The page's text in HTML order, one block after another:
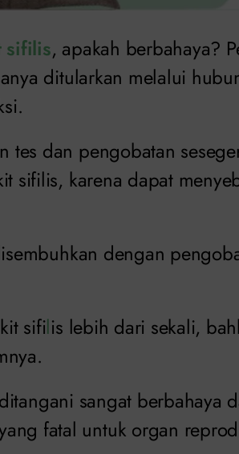
sifilis, apakah berbahaya?
ditularkan melalui
tes dan pengobatan
sifilis, karena dapat
dengan
sifilis lebih dari sekali,
sangat berbahaya
fatal untuk organ